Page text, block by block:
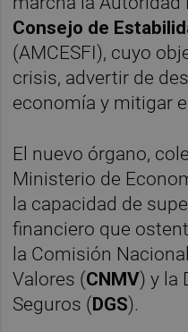
Consejo de
(AMCESFI), cuyo
crisis, advertir de
economía y mitigar
El nuevo órgano,
Ministerio de
la capacidad de
financiero que
la Comisión
Valores (CNMV) y la
Seguros (DGS).